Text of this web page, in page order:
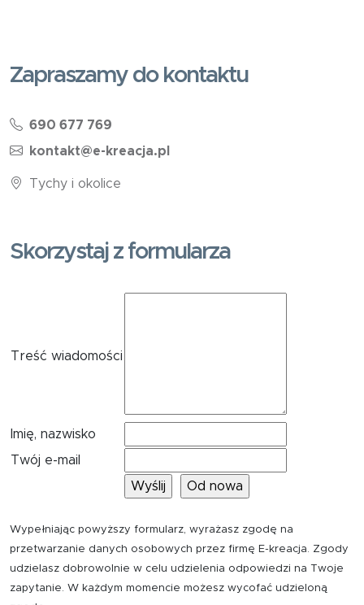
Zapraszamy do kontaktu
690 677 769
kontakt@e-kreacja.pl
Tychy i okolice
Skorzystaj z formularza
Treść wiadomości
Imię, nazwisko
Twój e-mail
Wypełniając powyższy formularz, wyrażasz zgodę na
przetwarzanie danych osobowych przez firmę E-kreacja. Zgody
udzielasz dobrowolnie w celu udzielenia odpowiedzi na Twoje
zapytanie. W każdym momencie możesz wycofać udzieloną